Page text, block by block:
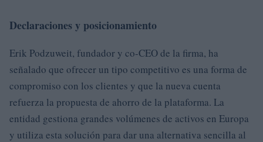
Declaraciones y posicionamiento
Erik Podzuweit, fundador y co-CEO de la firma, ha
señalado que ofrecer un tipo competitivo es una forma de
compromiso con los clientes y que la nueva cuenta
refuerza la propuesta de ahorro de la plataforma. La
entidad gestiona grandes volúmenes de activos en Europa
y utiliza esta solución para dar una alternativa sencilla al